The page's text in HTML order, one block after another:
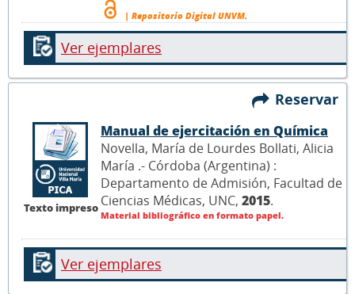
| Repositorio Digital UNVM.
Ver ejemplares
Reservar
Texto impreso
Manual de ejercitación en Química
Novella, María de Lourdes Bollati, Alicia
María .- Córdoba (Argentina) :
Departamento de Admisión, Facultad de
Ciencias Médicas, UNC, 2015.
Material bibliográfico en formato papel.
Ver ejemplares